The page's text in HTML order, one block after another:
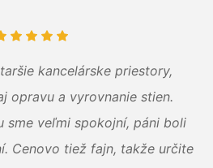
kancelárske priestory,
opravu a vyrovnanie stien.
sme veľmi spokojní, páni boli
Cenovo tiež fajn, takže určite